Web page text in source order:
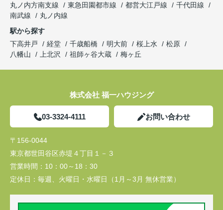
丸ノ内方南支線
東急田園都市線 都営大江戸線
千代田線
南武線
丸ノ内線
駅から探す
下高井戸
経堂 千歳船橋 明大前 桜上水
松原
八幡山
上北沢 祖師ヶ谷大蔵 梅ヶ丘
株式会社 福一ハウジング
03-3324-4111 お問い合わせ
〒156-0044
東京都世田谷区赤堤４丁目１－３
営業時間： 10：00～18：30
定休日： 毎週、火曜日・水曜日（1月～3月 無休営業）